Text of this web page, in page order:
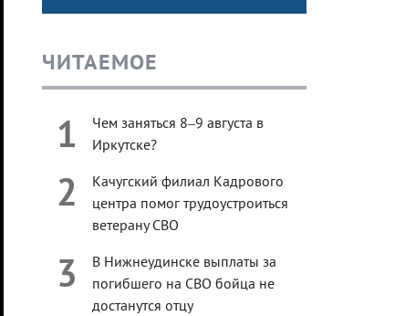
ЧИТАЕМОЕ
1
Чем заняться 8–9 августа в
Иркутске?
2
Качугский филиал Кадрового
центра помог трудоустроиться
ветерану СВО
3
В Нижнеудинске выплаты за
погибшего на СВО бойца не
достанутся отцу